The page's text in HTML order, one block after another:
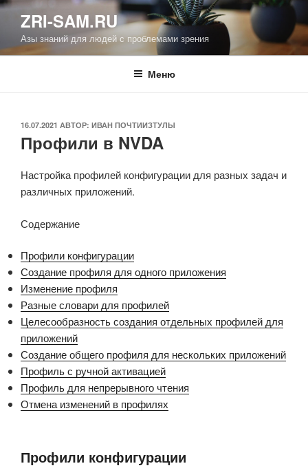
Перейти
содержимому
ZRI-SAM.RU
Азы знаний для людей с проблемами зрения
Меню
ОПУБЛИКОВАНО
16.07.2021 АВТОР: ИВАН ПОЧТИИЗТУЛЫ
Профили в NVDA
Настройка профилей конфигурации для разных задач и
различных приложений.
Содержание
Профили конфигурации
Создание профиля для одного приложения
Изменение профиля
Разные словари для профилей
Целесообразность создания отдельных профилей для
приложений
Создание общего профиля для нескольких приложений
Профиль с ручной активацией
Профиль для непрерывного чтения
Отмена изменений в профилях
Профили конфигурации